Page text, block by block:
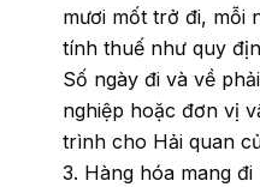
mươi mốt trở đi, mỗi
tính thuế như quy
Số ngày đi và về
nghiệp hoặc đơn vị
trình cho Hải quan
3. Hàng hóa mang